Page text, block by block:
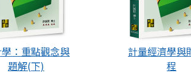
：重點觀念與
題解(下)
計量經濟學與
程